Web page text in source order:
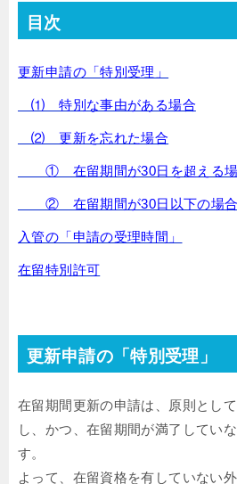
目次
更新申請の「特別受理」
⑴ 特別な事由がある場合
⑵ 更新を忘れた場合
① 在留期間が30日を超える場
② 在留期間が30日以下の場合
入管の「申請の受理時間」
在留特別許可
更新申請の「特別受理」
在留期間更新の申請は、原則とし
し、かつ、在留期間が満了してい
す。
よって、在留資格を有していない